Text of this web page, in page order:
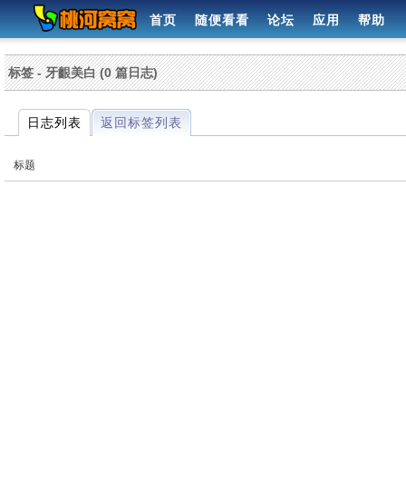
首页 随便看看 论坛 应用 帮助
标签 - 牙齦美白 (0 篇日志)
日志列表 返回标签列表
标题